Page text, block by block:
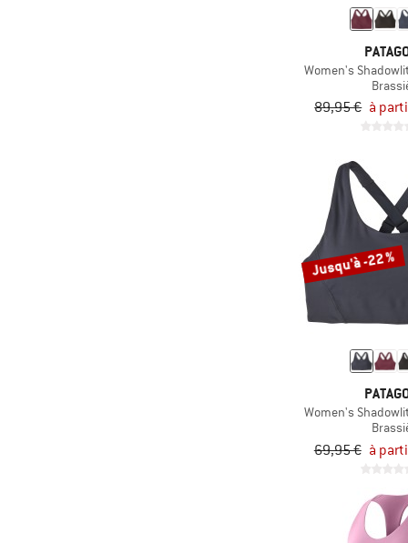
Women's
89,95 € à
Jusqu'à -22 %
Women's
69,95 € à